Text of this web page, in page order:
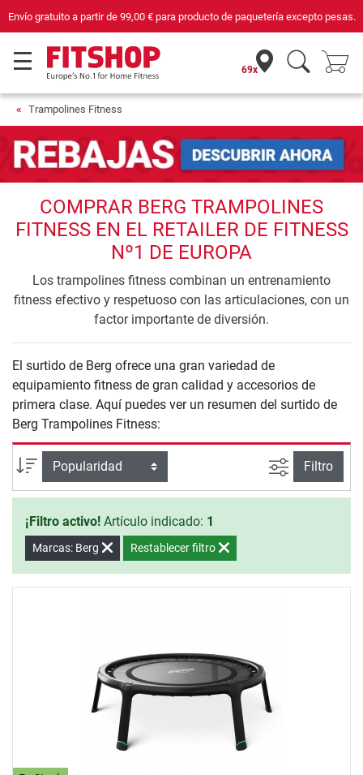
Envío gratuito a partir de 99,00 €para producto de paquetería excepto pesas.
69x
Trampolines Fitness
COMPRAR BERG TRAMPOLINES
FITNESS EN EL RETAILER DE FITNESS
Nº1 DE EUROPA
Los trampolines fitness combinan un entrenamiento
fitness efectivo y respetuoso con las articulaciones, con un
factor importante de diversión.
El surtido de Berg ofrece una gran variedad de
equipamiento fitness de gran calidad y accesorios de
primera clase. Aquí puedes ver un resumen del surtido de
Berg Trampolines Fitness:
Ordenar por Busqueda
Filtro
¡Filtro activo! Artículo indicado: 1
Marcas: Berg Restablecer filtro